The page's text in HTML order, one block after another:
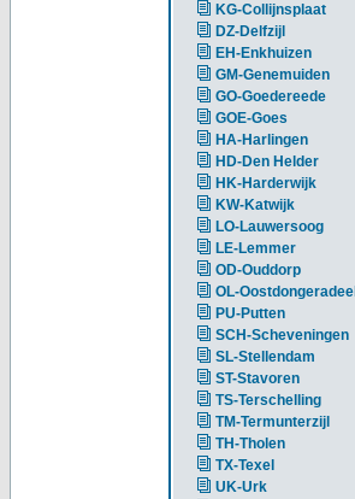
KG-Collijnsplaat
DZ-Delfzijl
EH-Enkhuizen
GM-Genemuiden
GO-Goedereede
GOE-Goes
HA-Harlingen
HD-Den Helder
HK-Harderwijk
KW-Katwijk
LO-Lauwersoog
LE-Lemmer
OD-Ouddorp
OL-Oostdongeradeel
PU-Putten
SCH-Scheveningen
SL-Stellendam
ST-Stavoren
TS-Terschelling
TM-Termunterzijl
TH-Tholen
TX-Texel
UK-Urk